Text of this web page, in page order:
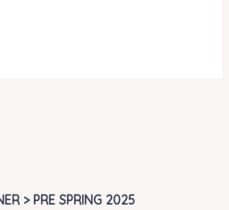
> PRE SPRING 2025